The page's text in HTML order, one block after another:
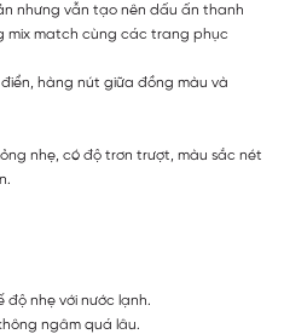
nhưng vẫn tạo nên dấu ấn thanh
mix match cùng các trang phục
hàng nút giữa đồng màu và
nhẹ, có độ trơn trượt, màu sắc nét
nhẹ với nước lạnh.
ngâm quá lâu.